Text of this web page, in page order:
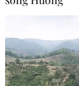
Australia
xuất khẩu khí
08/02/2022 02:18